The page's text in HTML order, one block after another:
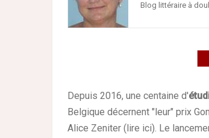
Blog littéraire à
Depuis 2016, une centaine d'
Belgique décernent "leur" prix
Alice Zeniter (lire ici). Le